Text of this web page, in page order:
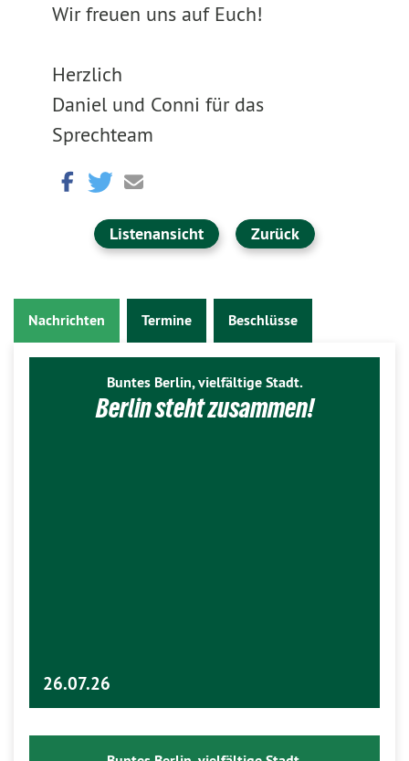
Wir freuen uns auf Euch!
Herzlich
Daniel und Conni für das
Sprechteam
Listenansicht Zurück
Nachrichten Termine Beschlüsse
Buntes Berlin, vielfältige Stadt.
Berlin steht zusammen!
26.07.26